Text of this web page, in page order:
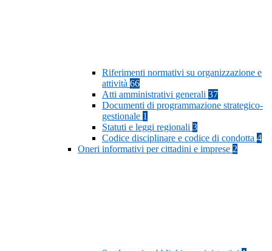
Riferimenti normativi su organizzazione e
attività 66
Atti amministrativi generali 37
Documenti di programmazione strategico-
gestionale 1
Statuti e leggi regionali 3
Codice disciplinare e codice di condotta 4
Oneri informativi per cittadini e imprese 2